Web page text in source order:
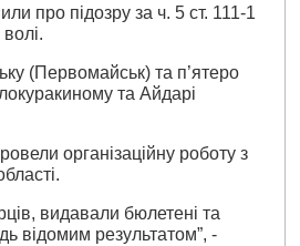
про підозру за ч. 5 ст. 111-1
(Первомайськ) та п’ятеро
та Айдарі
організаційну роботу з
видавали бюлетені та
відомим результатом”, -